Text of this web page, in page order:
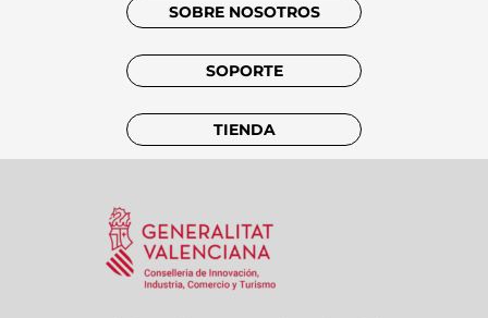
SOBRE NOSOTROS
SOPORTE
TIENDA